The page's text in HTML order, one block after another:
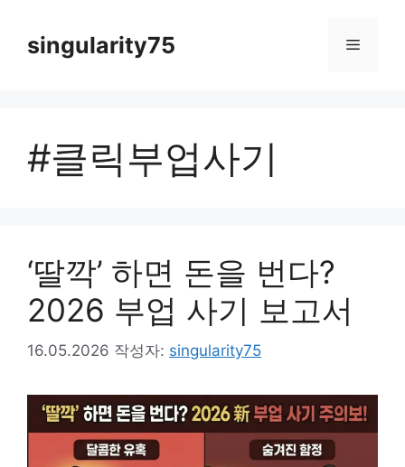
singularity75 메
#클릭부업사기
‘딸깍’ 하면 돈을 번다?
2026 부업 사기 보고서
16.05.2026 작성자: singularity75